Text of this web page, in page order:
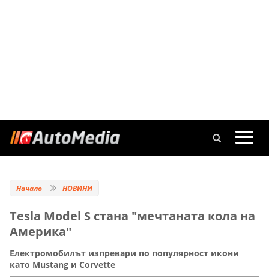
Начало НОВИНИ
Tesla Model S стана "мечтаната кола на
Америка"
Електромобилът изпревари по популярност икони
като Mustang и Corvette